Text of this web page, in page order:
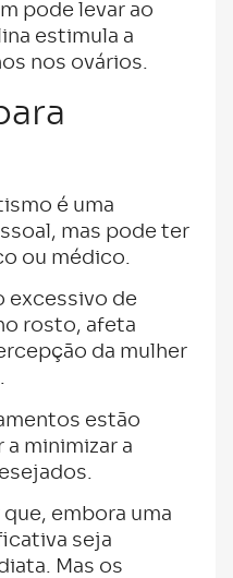
pode levar ao
estimula a
nos ovários.
é uma
mas pode ter
ou médico.
excessivo de
rosto, afeta
da mulher
estão
minimizar a
embora uma
seja
Mas os